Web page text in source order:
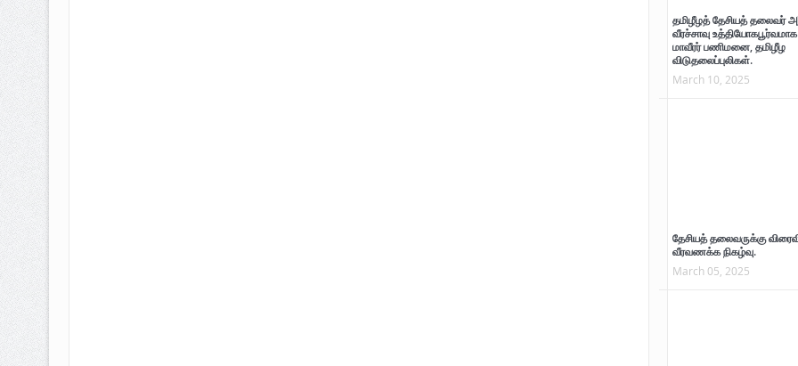
தமிழீழத் தேசியத் தலைவர்
வீரச்சாவு உத்தியோகபூர்வமாக
மாவீரர் பணிமனை, தமிழீழ
விடுதலைப்புலிகள்.
March 10, 2025
தேசியத் தலைவருக்கு
வீரவணக்க நிகழ்வு.
March 05, 2025
வலிந்து காணாமல்
ஆக்கப்பட்டவர்களின் உறவுகளால்
கவன ஈர்ப்பு போராட்டம்